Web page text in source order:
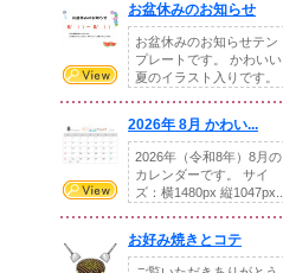
お盆休みのお知らせ
お盆休みのお知らせテン
プレートです。 かわいい
夏のイラスト入りです。
2026年 8月 かわい...
2026年（令和8年）8月の
カレンダーです。 サイ
ズ：横1480px 縦1047px...
お好み焼きとコテ